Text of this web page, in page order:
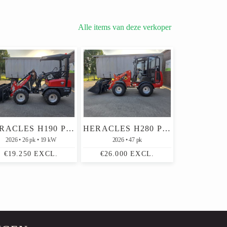
Alle items van deze verkoper
HERACLES H190 PRO MINI SHOVEL NIEUW (2026)
2026 26 pk 19 kW
€19.250 EXCL.
HERACLES H280 PRO MINI SHOVEL NIEUW (2026)
2026 47 pk
€26.000 EXCL.